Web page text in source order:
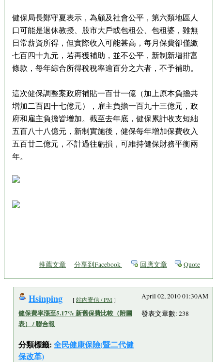
健保局長鄭守夏表示，為顧及社會公平，第六類地區人
口可能是退休教授、股市大戶或包租公、包租婆，雖無
日常薪資所得，但實際收入可能甚高，每月保費卻僅繳
七百四十九元，若再獲補助，並不公平，新制新增排富
條款，每年綜合所得稅稅率逾百分之六者，不予補助。
這次健保調整案政府補貼一百廿一億（加上原本負擔共
增加二百四十七億元），雇主負擔一百九十三億元，政
府和雇主負擔皆增加。截至去年底，健保累計收支短絀
五百八十八億元，新制實施後，健保每年增加保費收入
五百廿二億元，不計過往虧損，可維持健保財務平衡兩
年。
推薦文章 分享到Facebook 回應文章 Quote
Hsinping [站內寄信 / PM ]
健保費率漲至5.17% 新舊保費比較（附圖
表） / 聯合報
分類標籤: 全民健康保險(暨二代健
保改革)
April 02, 2010 01:30AM
發表文章數: 238